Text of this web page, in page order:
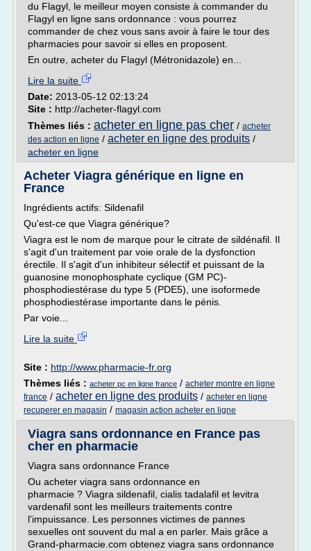
du Flagyl, le meilleur moyen consiste à commander du
Flagyl en ligne sans ordonnance : vous pourrez
commander de chez vous sans avoir à faire le tour des
pharmacies pour savoir si elles en proposent.
En outre, acheter du Flagyl (Métronidazole) en...
Lire la suite
Date: 2013-05-12 02:13:24
Site : http://acheter-flagyl.com
Thèmes liés : acheter en ligne pas cher / acheter
des action en ligne / acheter en ligne des produits /
acheter en ligne
Acheter Viagra générique en ligne en
France
Ingrédients actifs: Sildenafil
Qu'est-ce que Viagra générique?
Viagra est le nom de marque pour le citrate de sildénafil. Il
s'agit d'un traitement par voie orale de la dysfonction
érectile. Il s'agit d'un inhibiteur sélectif et puissant de la
guanosine monophosphate cyclique (GM PC)-
phosphodiestérase du type 5 (PDE5), une isoformede
phosphodiestérase importante dans le pénis.
Par voie...
Lire la suite
Site : http://www.pharmacie-fr.org
Thèmes liés : acheter pc en ligne france / acheter montre en ligne
france / acheter en ligne des produits / acheter en ligne
recuperer en magasin / magasin action acheter en ligne
Viagra sans ordonnance en France pas
cher en pharmacie
Viagra sans ordonnance France
Ou acheter viagra sans ordonnance en
pharmacie ? Viagra sildenafil, cialis tadalafil et levitra
vardenafil sont les meilleurs traitements contre
l'impuissance. Les personnes victimes de pannes
sexuelles ont souvent du mal a en parler. Mais grâce a
Grand-pharmacie.com obtenez viagra sans ordonnance